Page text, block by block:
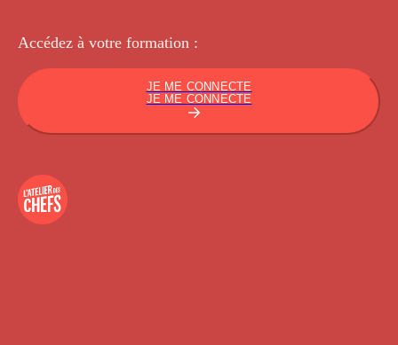
Accédez à votre formation :
JE ME CONNECTE
JE ME CONNECTE